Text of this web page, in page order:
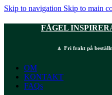
Skip to navigation Skip to main
FÅGEL
⍋ Fri frakt på
OM
KONTAKT
FAQs